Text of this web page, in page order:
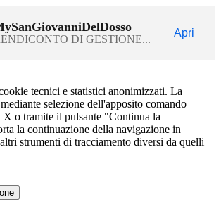
DI GESTIONE...
Apri
tecnici e statistici anonimizzati. La
selezione dell'apposito comando
X o tramite il pulsante "Continua la
la continuazione della navigazione in
strumenti di tracciamento diversi da quelli